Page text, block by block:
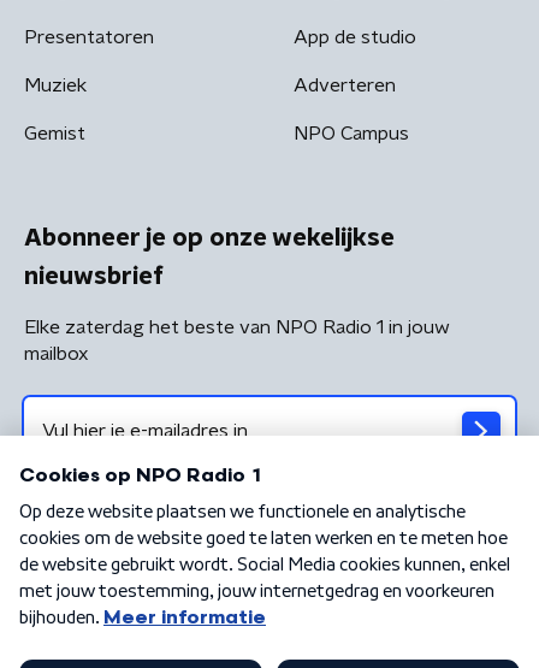
Presentatoren
Muziek
Gemist
App de studio
Adverteren
NPO Campus
Abonneer je op onze wekelijkse
nieuwsbrief
Elke zaterdag het beste van NPO Radio 1 in jouw
mailbox
Algemene voorwaarden